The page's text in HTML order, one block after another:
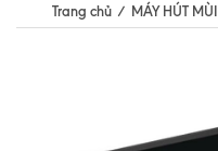
Trang chủ / MÁY HÚT MÙI